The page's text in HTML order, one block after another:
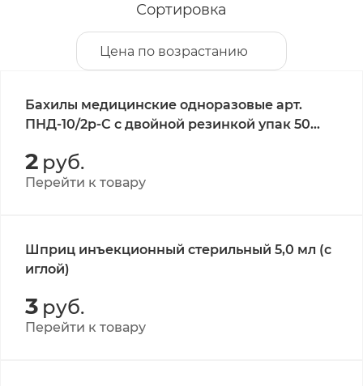
Сортировка
Цена по возрастанию
Бахилы медицинские одноразовые арт.
ПНД-10/2р-С с двойной резинкой упак 50
2 руб.
Перейти к товару
Шприц инъекционный стерильный 5,0 мл (с
иглой)
3 руб.
Перейти к товару